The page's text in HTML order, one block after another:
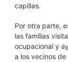
capillas.
Por otra parte,
las familias
ocupacional y
a los vecinos